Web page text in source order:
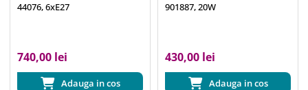
44076, 6xE27
740,00 lei
Adauga in cos
901887, 20W
430,00 lei
Adauga in cos